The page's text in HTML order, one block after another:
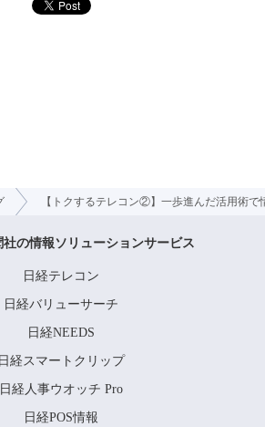
【トクするテレコン②】一歩進んだ活用術で
社の情報ソリューションサービス
日経テレコン
日経バリューサーチ
日経NEEDS
日経スマートクリップ
日経人事ウオッチ Pro
日経POS情報